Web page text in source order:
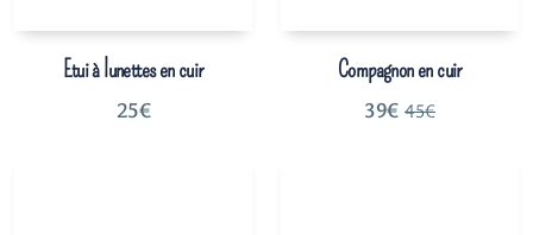
Etui à lunettes en cuir
25€
Compagnon en cuir
39€ 45€